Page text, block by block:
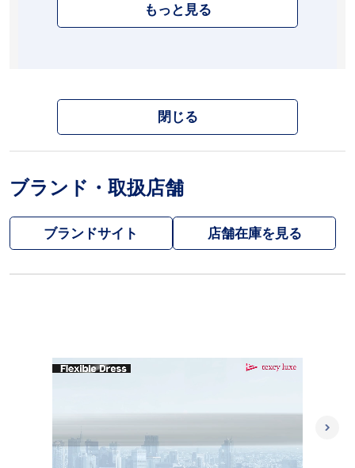
もっと見る
閉じる
ブランド・取扱店舗
ブランドサイト